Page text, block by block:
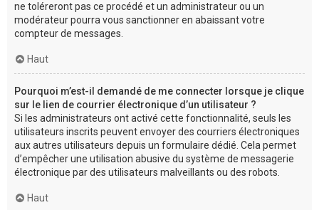
ne toléreront pas ce procédé et un administrateur ou un
modérateur pourra vous sanctionner en abaissant votre
compteur de messages.
Haut
Pourquoi m’est-il demandé de me connecter lorsque je clique
sur le lien de courrier électronique d’un utilisateur ?
Si les administrateurs ont activé cette fonctionnalité, seuls les
utilisateurs inscrits peuvent envoyer des courriers électroniques
aux autres utilisateurs depuis un formulaire dédié. Cela permet
d’empêcher une utilisation abusive du système de messagerie
électronique par des utilisateurs malveillants ou des robots.
Haut